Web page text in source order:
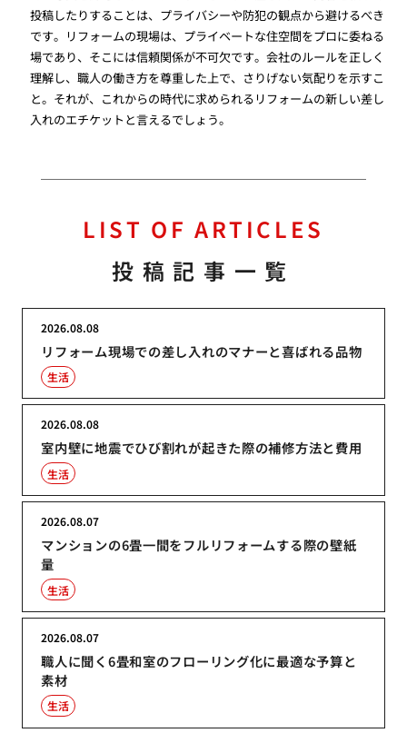
投稿したりすることは、プライバシーや防犯の観点から避けるべき
です。リフォームの現場は、プライベートな住空間をプロに委ねる
場であり、そこには信頼関係が不可欠です。会社のルールを正しく
理解し、職人の働き方を尊重した上で、さりげない気配りを示すこ
と。それが、これからの時代に求められるリフォームの新しい差し
入れのエチケットと言えるでしょう。
LIST OF ARTICLES
投稿記事一覧
リフォーム現場での差し入れのマナーと喜ばれる品物
2026.08.08
生活
室内壁に地震でひび割れが起きた際の補修方法と費用
2026.08.08
生活
マンションの6畳一間をフルリフォームする際の壁紙
量
2026.08.07
生活
職人に聞く6畳和室のフローリング化に最適な予算と
素材
2026.08.07
生活